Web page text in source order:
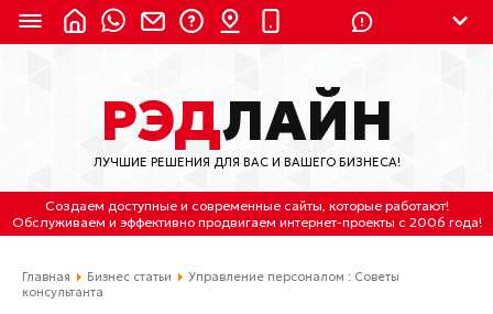
8 (800) 550-9899 (с 2:30 до 11:30 по
Мск)
Бесплатно по России
(4212) 658-653
(4212) 637-673
РЭДЛАЙН
ЛУЧШИЕ РЕШЕНИЯ ДЛЯ ВАС И ВАШЕГО БИЗНЕСА!
Создаем доступные и современные сайты, которые работают!
Обслуживаем и эффективно продвигаем интернет-проекты с 2006 года!
Главная Бизнес статьи
Управление персоналом : Советы
консультанта